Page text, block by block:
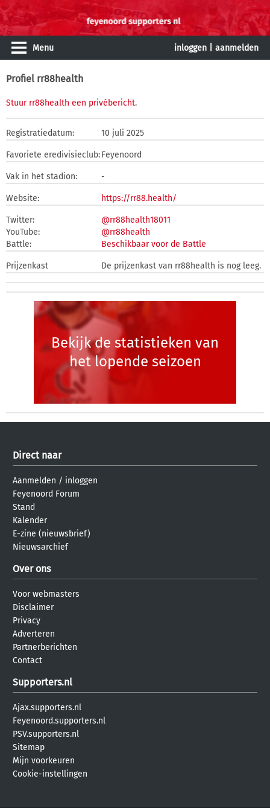
Menu inloggen aanmelden
Profiel rr88health
Stuur rr88health een privébericht.
Registratiedatum: 10 juli 2025
Favoriete eredivisieclub:Feyenoord
Vak in het stadion: -
Website: https://rr88.health/
Twitter:
@rr88health18011
YouTube:
@rr88health
Battle:
Beschikbaar voor de Battle
Prijzenkast De prijzenkast van rr88health is nog leeg.
Bekijk de statistieken van
het lopende seizoen
Direct naar
Aanmelden / inloggen
Feyenoord Forum
Stand
Kalender
E-zine (nieuwsbrief)
Nieuwsarchief
Over ons
Voor webmasters
Disclaimer
Privacy
Adverteren
Partnerberichten
Contact
Supporters.nl
Ajax.supporters.nl
Feyenoord.supporters.nl
PSV.supporters.nl
Sitemap
Mijn voorkeuren
Cookie-instellingen